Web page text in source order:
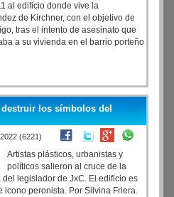
al edificio donde vive la
de Kirchner, con el objetivo de
tras el intento de asesinato que
a su vivienda en el barrio porteño
los símbolos del
2022 (6221)
Artistas plásticos, urbanistas y
políticos salieron al cruce de la
legislador de JxC. El edificio es
icono peronista. Por Silvina Friera.